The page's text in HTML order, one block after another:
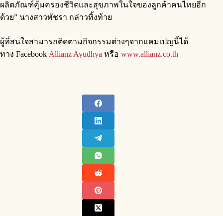
ผลิตภัณฑ์คุ้มครองชีวิตและสุขภาพในใจของลูกค้าคนไทยอีก
ด้วย” นางสาวพัชรา กล่าวทิ้งท้าย
ผู้ที่สนใจสามารถติดตามกิจกรรมต่างๆจากแคมเปญนี้ได้
ทาง Facebook Allianz Ayudhya หรือ www.allianz.co.th